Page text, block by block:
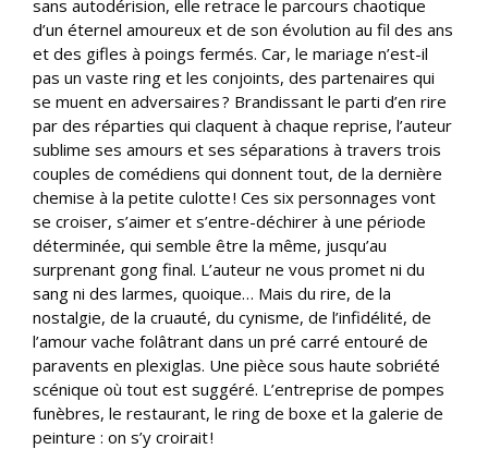
sans autodérision, elle retrace le parcours chaotique
d’un éternel amoureux et de son évolution au fil des ans
et des gifles à poings fermés. Car, le mariage n’est-il
pas un vaste ring et les conjoints, des partenaires qui
se muent en adversaires ? Brandissant le parti d’en rire
par des réparties qui claquent à chaque reprise, l’auteur
sublime ses amours et ses séparations à travers trois
couples de comédiens qui donnent tout, de la dernière
chemise à la petite culotte ! Ces six personnages vont
se croiser, s’aimer et s’entre-déchirer à une période
déterminée, qui semble être la même, jusqu’au
surprenant gong final. L’auteur ne vous promet ni du
sang ni des larmes, quoique… Mais du rire, de la
nostalgie, de la cruauté, du cynisme, de l’infidélité, de
l’amour vache folâtrant dans un pré carré entouré de
paravents en plexiglas. Une pièce sous haute sobriété
scénique où tout est suggéré. L’entreprise de pompes
funèbres, le restaurant, le ring de boxe et la galerie de
peinture : on s’y croirait !